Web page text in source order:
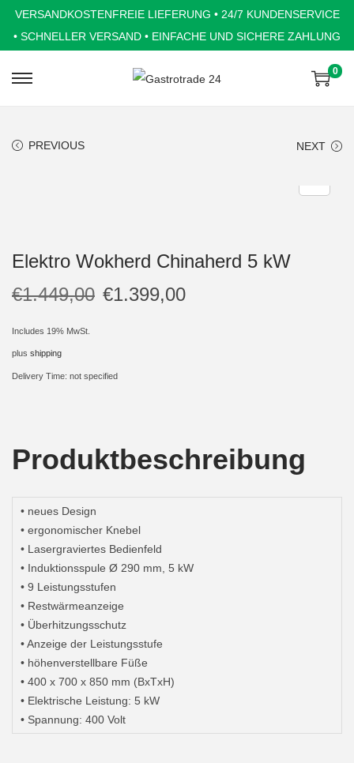
VERSANDKOSTENFREIE LIEFERUNG • 24/7 KUNDENSERVICE
• SCHNELLER VERSAND • EINFACHE UND SICHERE ZAHLUNG
v
i
n
t
0
PREVIOUS NEXT
Elektro Wokherd Chinaherd 5 kW
€1.449,00 €1.399,00
Includes 19% MwSt.
plus shipping
Delivery Time: not specified
Produktbeschreibung
• neues Design
• ergonomischer Knebel
• Lasergraviertes Bedienfeld
• Induktionsspule Ø 290 mm, 5 kW
• 9 Leistungsstufen
• Restwärmeanzeige
• Überhitzungsschutz
• Anzeige der Leistungsstufe
• höhenverstellbare Füße
• 400 x 700 x 850 mm (BxTxH)
• Elektrische Leistung: 5 kW
• Spannung: 400 Volt